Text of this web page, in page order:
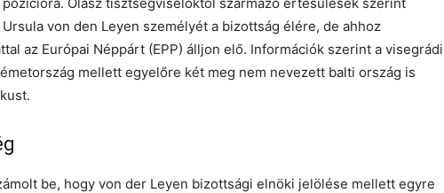
von den Leyen személyét a bizottság élére, de ahhoz
az Európai Néppárt (EPP) álljon elő. Információk szerint a visegrádi
mellett egyelőre két meg nem nevezett balti ország is
be, hogy von der Leyen bizottsági elnöki jelölése mellett egyre